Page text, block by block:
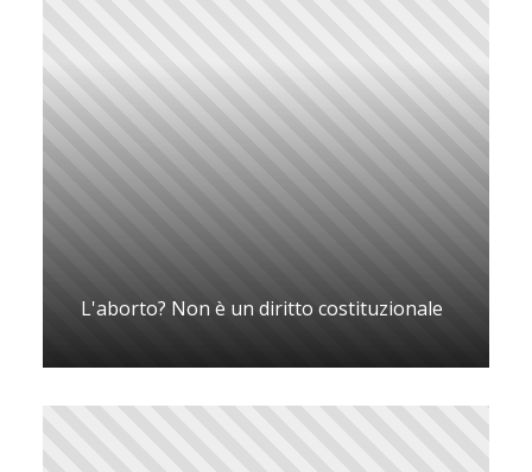
L'aborto? Non è un diritto costituzionale